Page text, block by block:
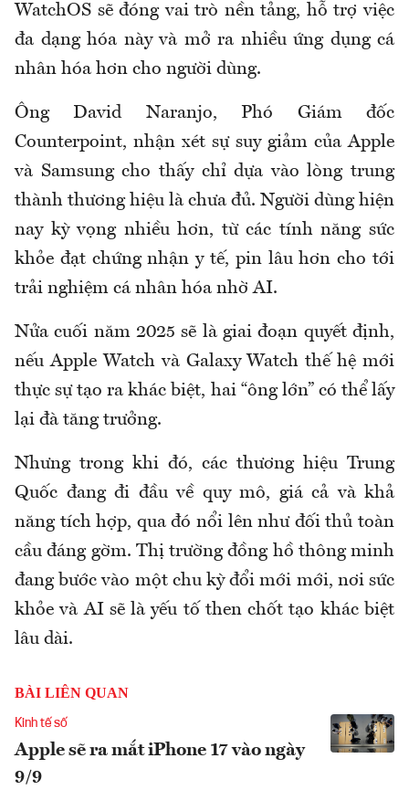
WatchOS sẽ đóng vai trò nền tảng, hỗ trợ việc
đa dạng hóa này và mở ra nhiều ứng dụng cá
nhân hóa hơn cho người dùng.
Ông David Naranjo, Phó Giám đốc
Counterpoint, nhận xét sự suy giảm của Apple
và Samsung cho thấy chỉ dựa vào lòng trung
thành thương hiệu là chưa đủ. Người dùng hiện
nay kỳ vọng nhiều hơn, từ các tính năng sức
khỏe đạt chứng nhận y tế, pin lâu hơn cho tới
trải nghiệm cá nhân hóa nhờ AI.
Nửa cuối năm 2025 sẽ là giai đoạn quyết định,
nếu Apple Watch và Galaxy Watch thế hệ mới
thực sự tạo ra khác biệt, hai “ông lớn” có thể lấy
lại đà tăng trưởng.
Nhưng trong khi đó, các thương hiệu Trung
Quốc đang đi đầu về quy mô, giá cả và khả
năng tích hợp, qua đó nổi lên như đối thủ toàn
cầu đáng gờm. Thị trường đồng hồ thông minh
đang bước vào một chu kỳ đổi mới mới, nơi sức
khỏe và AI sẽ là yếu tố then chốt tạo khác biệt
lâu dài.
BÀI LIÊN QUAN
Kinh tế số
Apple sẽ ra mắt iPhone 17 vào ngày
9/9